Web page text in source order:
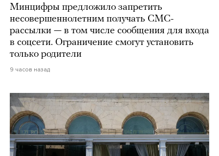
Минцифры предложило запретить
несовершеннолетним получать СМС-
рассылки — в том числе сообщения для входа
в соцсети. Ограничение смогут установить
только родители
9 часов назад